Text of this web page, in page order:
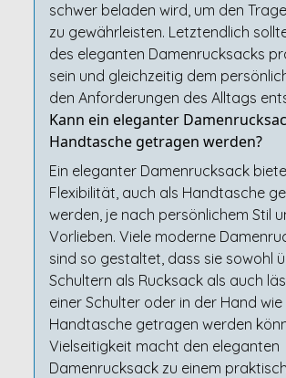
schwer beladen wird, um den
zu gewährleisten. Letztendlich
des eleganten Damenrucksacks
sein und gleichzeitig dem
den Anforderungen des Alltags
Kann ein eleganter
Handtasche getragen werden?
Ein eleganter Damenrucksack
Flexibilität, auch als Handtasche
werden, je nach persönlichem Stil
Vorlieben. Viele moderne
sind so gestaltet, dass sie sowohl
Schultern als Rucksack als auch
einer Schulter oder in der Hand wie
Handtasche getragen werden
Vielseitigkeit macht den eleganten
Damenrucksack zu einem